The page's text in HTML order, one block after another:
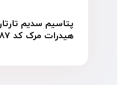
پتاسیم سدیم
هیدرات مرک کد ۱۰۸۰۸۷